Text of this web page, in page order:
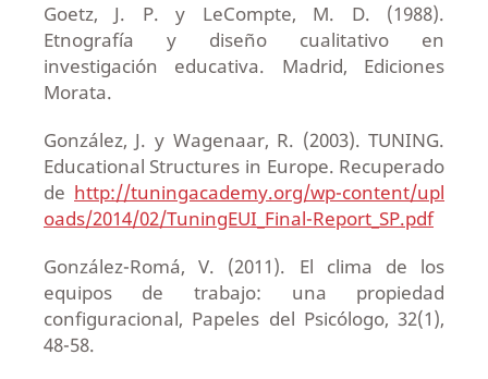
Goetz, J. P. y LeCompte, M. D. (1988).
Etnografía y diseño cualitativo en
investigación educativa. Madrid, Ediciones
Morata.
González, J. y Wagenaar, R. (2003). TUNING.
Educational Structures in Europe. Recuperado
de http://tuningacademy.org/wp-content/upl
oads/2014/02/TuningEUI_Final-Report_SP.pdf
González-Romá, V. (2011). El clima de los
equipos de trabajo: una propiedad
configuracional, Papeles del Psicólogo, 32(1),
48-58.